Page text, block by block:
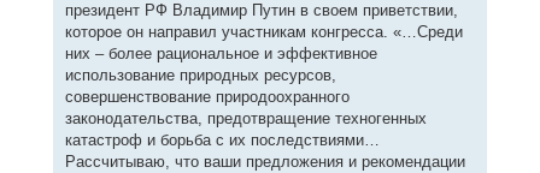
президент РФ Владимир Путин в своем приветствии,
которое он направил участникам конгресса. «…Среди
них – более рациональное и эффективное
использование природных ресурсов,
совершенствование природоохранного
законодательства, предотвращение техногенных
катастроф и борьба с их последствиями…
Рассчитываю, что ваши предложения и рекомендации